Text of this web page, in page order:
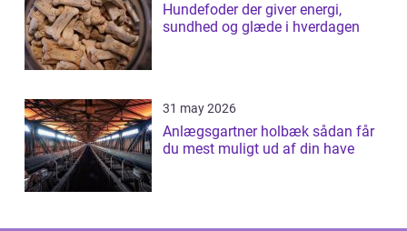
Hundefoder der giver energi,
sundhed og glæde i hverdagen
31 may 2026
Anlægsgartner holbæk sådan får
du mest muligt ud af din have